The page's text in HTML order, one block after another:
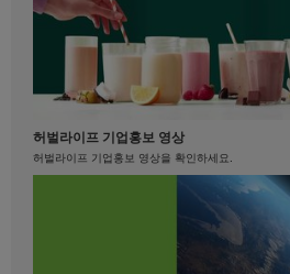
베케이션 & 명절을 준비하는 자세
필라테스 강사 제니퍼 델포조와 함께 복근과 엉덩이
도전해 보세요...................
허벌라이프 기업홍보 영상
허벌라이프 기업홍보 영상을 확인하세요.